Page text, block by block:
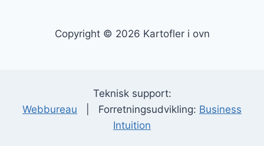
Copyright © 2026 Kartofler i ovn
Teknisk support:
Webbureau | Forretningsudvikling: Business
Intuition